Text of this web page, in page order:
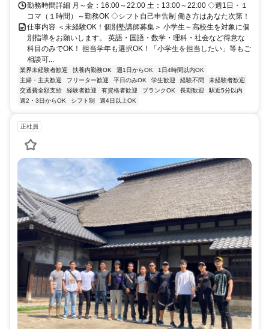
勤務時間詳細 月～金：16:00～22:00 土：13:00～22:00 ◇週1日・１
コマ（１時間）～勤務OK ◇シフト自己申告制 働き方はあなた次第！
仕事内容 ＜未経験OK！個別塾講師募集＞ 小学生～高校生を対象に個
別指導をお願いします。 英語・国語・数学・理科・社会など得意な
科目のみでOK！ 担当学年も選択OK！「小学生を担当したい」等もご
相談可...
業界未経験者歓迎 扶養内勤務OK 週1日からOK
1日4時間以内OK
主婦・主夫歓迎
フリーター歓迎 平日のみOK 学生歓迎 経験不問
未経験者歓迎
交通費全額支給
経験者歓迎 有資格者歓迎 ブランクOK 長期歓迎
駅近5分以内
週2・3日からOK
シフト制 週4日以上OK
正社員